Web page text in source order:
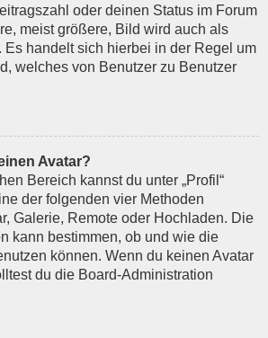
oder deinen Status im Forum
meist größere, Bild wird auch als
Es handelt sich hierbei in der Regel um
welches von Benutzer zu Benutzer
Avatar?
Bereich kannst du unter „Profil“
der folgenden vier Methoden
Galerie, Remote oder Hochladen. Die
kann bestimmen, ob und wie die
können. Wenn du keinen Avatar
du die Board-Administration